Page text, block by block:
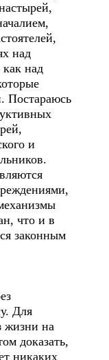
над
над
Постараюсь
и
что и в
законным
Для
жизни на
доказать,
никаких